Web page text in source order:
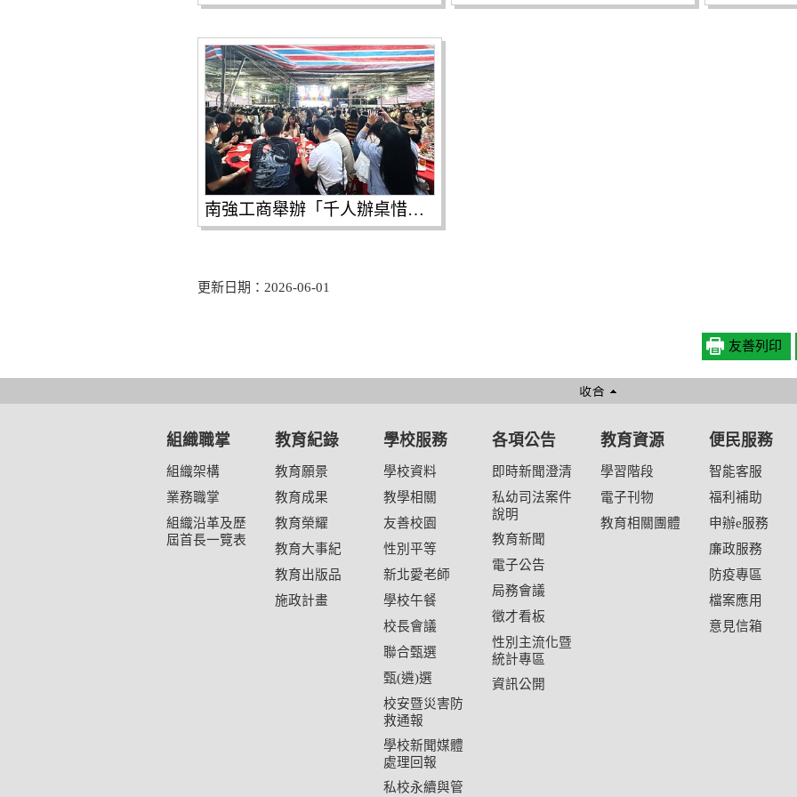
南強工商舉辦「千人辦桌惜別宴」畢業晚會
更新日期：2026-06-01
友善列印
組織職掌
組織架構
業務職掌
組織沿革及歷
屆首長一覽表
教育紀錄
教育願景
教育成果
教育榮耀
教育大事紀
教育出版品
施政計畫
學校服務
學校資料
教學相關
友善校園
性別平等
新北愛老師
學校午餐
校長會議
聯合甄選
甄(遴)選
校安暨災害防
救通報
學校新聞媒體
處理回報
私校永續與管
各項公告
即時新聞澄清
私幼司法案件
說明
教育新聞
電子公告
局務會議
徵才看板
性別主流化暨
統計專區
資訊公開
教育資源
學習階段
電子刊物
教育相關團體
便民服務
智能客服
福利補助
申辦e服務
廉政服務
防疫專區
檔案應用
意見信箱